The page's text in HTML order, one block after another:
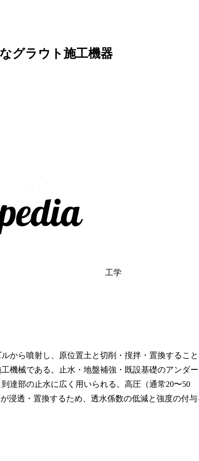
グラウト施工機器
工学
から噴射し、原位置土と切削・撹拌・置換すること
機械である。止水・地盤補強・既設基礎のアンダー
達部の止水に広く用いられる。高圧（通常20〜50
浸透・置換するため、透水係数の低減と強度の付与